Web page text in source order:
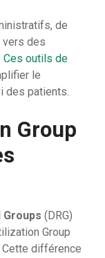
de
vers des
Ces outils de
le
des patients.
Group
Groups (DRG)
Group
Cette différence